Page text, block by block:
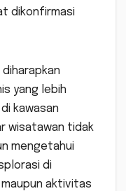
dikonfirmasi
yang lebih
kawasan
wisatawan tidak
mengetahui
di
maupun aktivitas